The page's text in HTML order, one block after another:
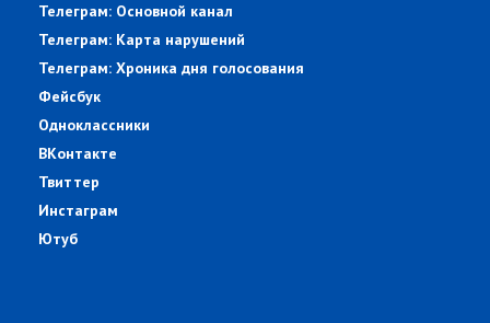
Телеграм: Основной канал
Телеграм: Карта нарушений
Телеграм: Хроника дня голосования
Фейсбук
Одноклассники
ВКонтакте
Твиттер
Инстаграм
Ютуб